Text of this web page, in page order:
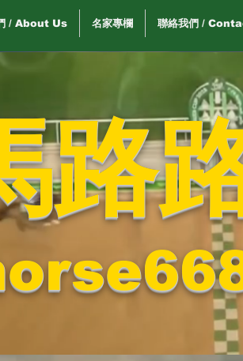
/ About Us 名家專欄 聯絡我們 /
路